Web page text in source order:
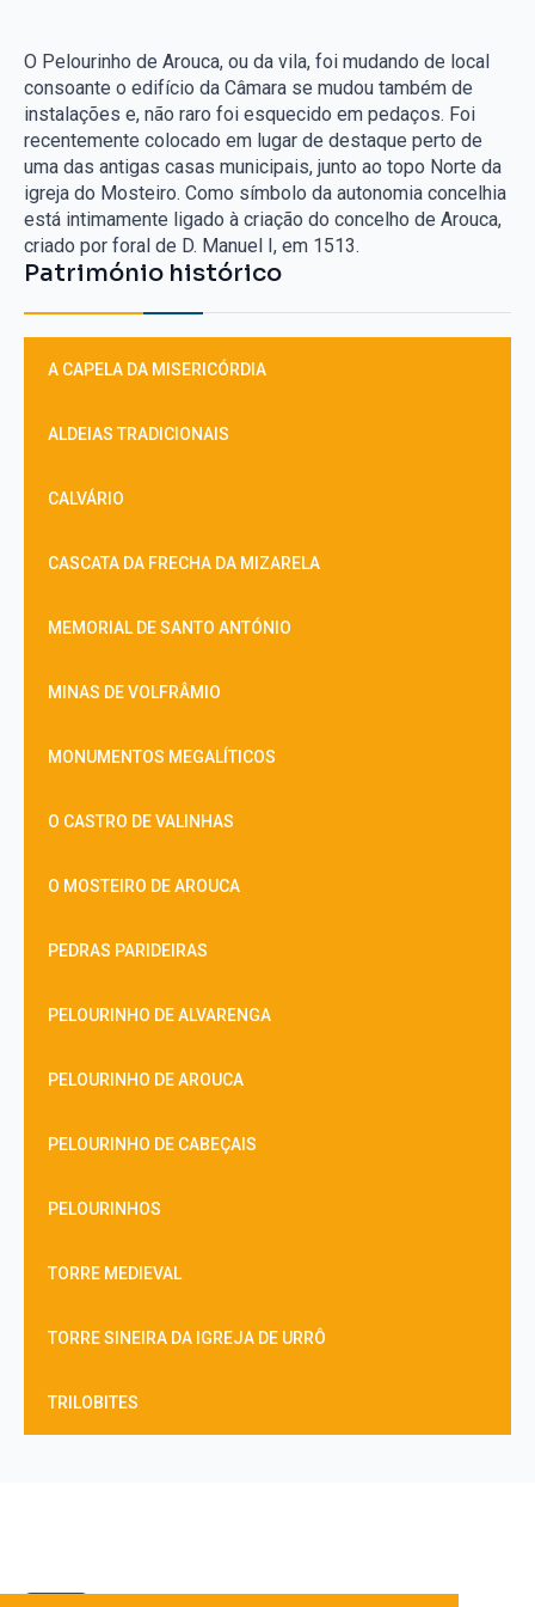
O Pelourinho de Arouca, ou da vila, foi mudando de local
consoante o edifício da Câmara se mudou também de
instalações e, não raro foi esquecido em pedaços. Foi
recentemente colocado em lugar de destaque perto de
uma das antigas casas municipais, junto ao topo Norte da
igreja do Mosteiro. Como símbolo da autonomia concelhia
está intimamente ligado à criação do concelho de Arouca,
criado por foral de D. Manuel I, em 1513.
Património histórico
A CAPELA DA MISERICÓRDIA
ALDEIAS TRADICIONAIS
CALVÁRIO
CASCATA DA FRECHA DA MIZARELA
MEMORIAL DE SANTO ANTÓNIO
MINAS DE VOLFRÂMIO
MONUMENTOS MEGALÍTICOS
O CASTRO DE VALINHAS
O MOSTEIRO DE AROUCA
PEDRAS PARIDEIRAS
PELOURINHO DE ALVARENGA
PELOURINHO DE AROUCA
PELOURINHO DE CABEÇAIS
PELOURINHOS
TORRE MEDIEVAL
TORRE SINEIRA DA IGREJA DE URRÔ
TRILOBITES